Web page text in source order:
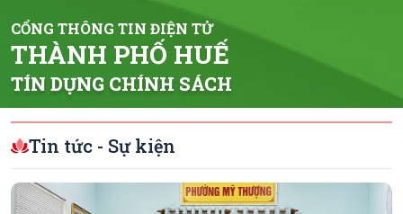
TÍN DỤNG CHÍNH SÁCH
CỔNG THÔNG TIN ĐIỆN TỬ
THÀNH PHỐ HUẾ
Tin tức - Sự kiện